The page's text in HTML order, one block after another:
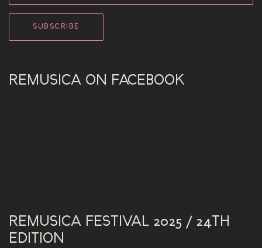
REMUSICA ON FACEBOOK
REMUSICA FESTIVAL 2025 / 24TH
EDITION